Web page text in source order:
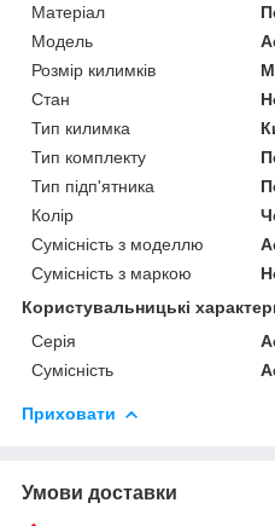
Матеріал
Модель
Розмір килимків
Стан
Тип килимка
Тип комплекту
Тип підп'ятника
Колір
Сумісність з моделлю
Сумісність з маркою
Користувальницькі
Серія
Сумісність
Приховати
Умови доставки